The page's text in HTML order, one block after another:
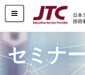
セミナー